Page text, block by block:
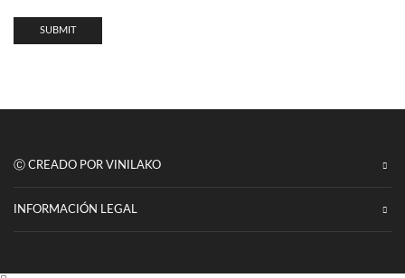
Ⓒ CREADO POR VINILAKO
INFORMACIÓN LEGAL